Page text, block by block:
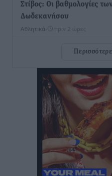
Στίβος: Οι βαθμολογίες
Δωδεκανήσου
Αθλητικά πριν 2 ώρες
Νέες ταυτότητες: Ποιοι
και ποιοι όχι
Ειδήσεις• πριν 2 ώρες
Στον Ιπποκράτη η Μαρία
Αθλητικά • πριν 2 ώρες
Οικονομική ενίσχυση για
Αθλητικά• πριν 2 ώρες